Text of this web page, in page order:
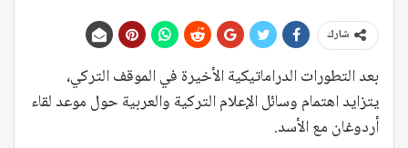
شارك
بعد التطورات الدراماتيكية الأخيرة في الموقف التركي،
يتزايد اهتمام وسائل الإعلام التركية والعربية حول موعد لقاء
أردوغان مع الأسد.